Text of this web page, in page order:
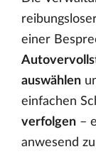
einer
auswählen
einfachen
verfolgen –
anwesend